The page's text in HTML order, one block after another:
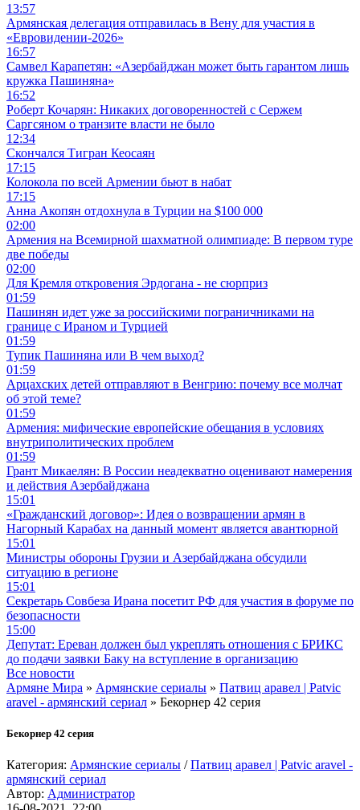
13:57
Армянская делегация отправилась в Вену для участия в
«Евровидении-2026»
16:57
Самвел Карапетян: «Азербайджан может быть гарантом лишь
кружка Пашиняна»
16:52
Роберт Кочарян: Никаких договоренностей с Сержем
Саргсяном о транзите власти не было
12:34
Скончался Тигран Кеосаян
17:15
Колокола по всей Армении бьют в набат
17:15
Анна Акопян отдохнула в Турции на $100 000
02:00
Армения на Всемирной шахматной олимпиаде: В первом туре
две победы
02:00
Для Кремля откровения Эрдогана - не сюрприз
01:59
Пашинян идет уже за российскими пограничниками на
границе с Ираном и Турцией
01:59
Тупик Пашиняна или В чем выход?
01:59
Арцахских детей отправляют в Венгрию: почему все молчат
об этой теме?
01:59
Армения: мифические европейские обещания в условиях
внутриполитических проблем
01:59
Грант Микаелян: В России неадекватно оценивают намерения
и действия Азербайджана
15:01
«Гражданский договор»: Идея о возвращении армян в
Нагорный Карабах на данный момент является авантюрной
15:01
Министры обороны Грузии и Азербайджана обсудили
ситуацию в регионе
15:01
Секретарь Совбеза Ирана посетит РФ для участия в форуме по
безопасности
15:00
Депутат: Ереван должен был укреплять отношения с БРИКС
до подачи заявки Баку на вступление в организацию
Все новости
Армяне Мира » Армянские сериалы » Патвиц аравел | Patvic
aravel - армянский сериал » Бекорнер 42 серия
Бекорнер 42 серия
Категория: Армянские сериалы /Патвиц аравел | Patvic aravel -
армянский сериал
Автор: Администратор